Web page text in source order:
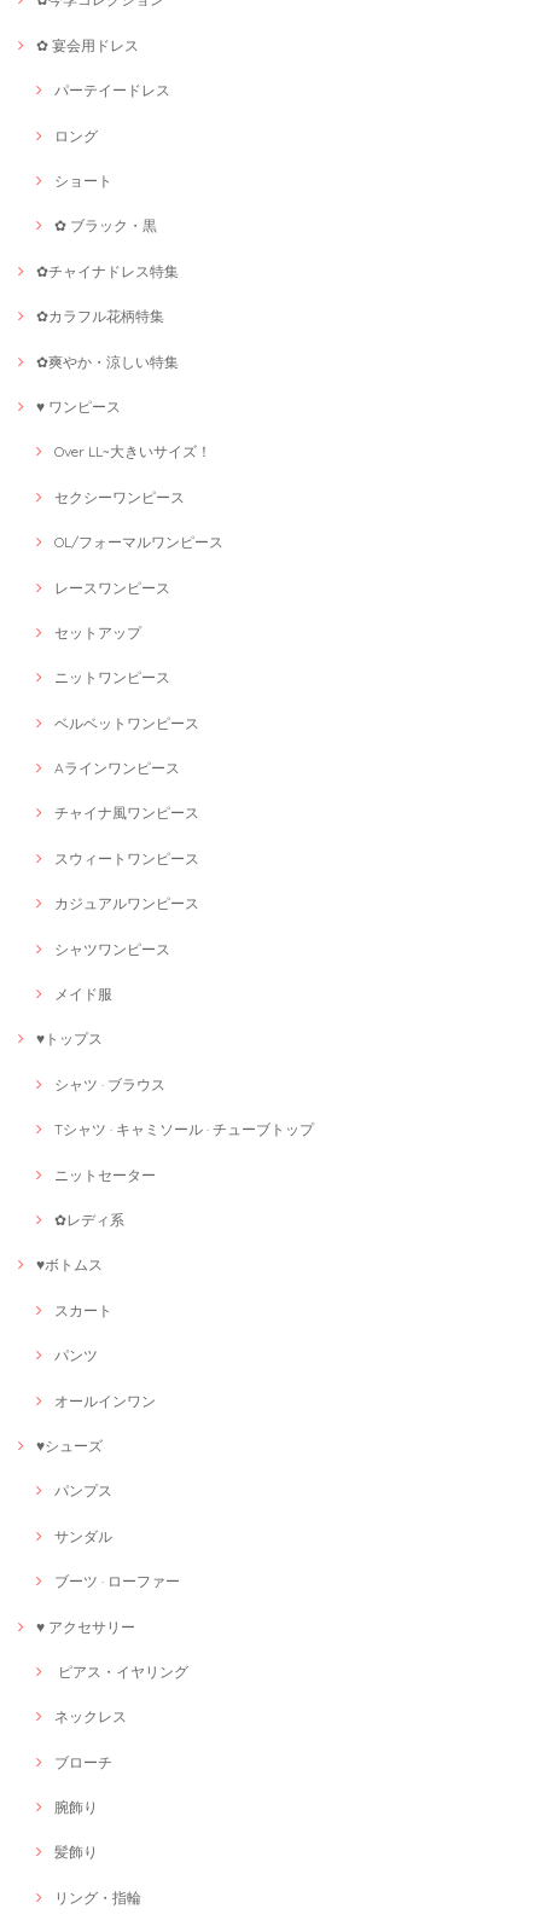
✿ 宴会用ドレス
パーテイードレス
ロング
ショート
✿ ブラック・黒
✿チャイナドレス特集
✿カラフル花柄特集
✿爽やか・涼しい特集
♥ ワンピース
Over LL~大きいサイズ！
セクシーワンピース
OL/フォーマルワンピース
レースワンピース
セットアップ
ニットワンピース
ベルベットワンピース
Aラインワンピース
チャイナ風ワンピース
スウィートワンピース
カジュアルワンピース
シャツワンピース
メイド服
♥トップス
シャツ · ブラウス
Tシャツ · キャミソール · チューブトップ
ニットセーター
✿レディ系
♥ボトムス
スカート
パンツ
オールインワン
♥シューズ
パンプス
サンダル
ブーツ · ローファー
♥ アクセサリー
ピアス・イヤリング
ネックレス
ブローチ
腕飾り
髪飾り
リング・指輪